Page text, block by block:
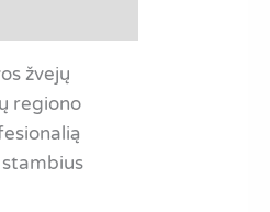
žvejų
regiono